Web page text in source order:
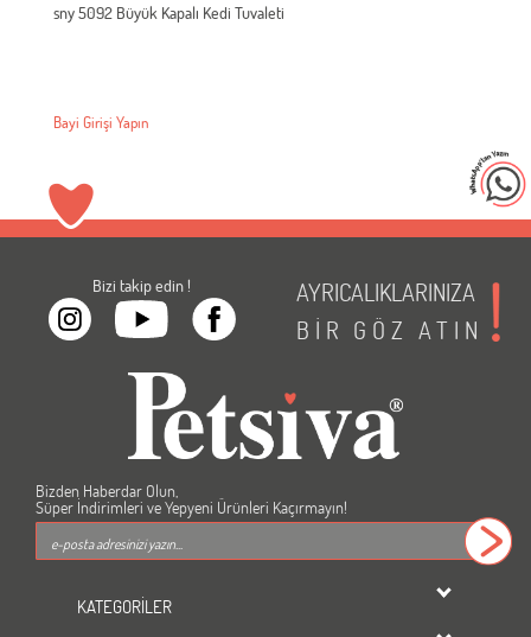
sny 5092 Büyük Kapalı Kedi Tuvaleti
Bayi Girişi Yapın
Bizi takip edin !
AYRICALIKLARINIZA
BİR GÖZ ATIN
Bizden Haberdar Olun,
Süper İndirimleri ve Yepyeni Ürünleri Kaçırmayın!
KATEGORİLER